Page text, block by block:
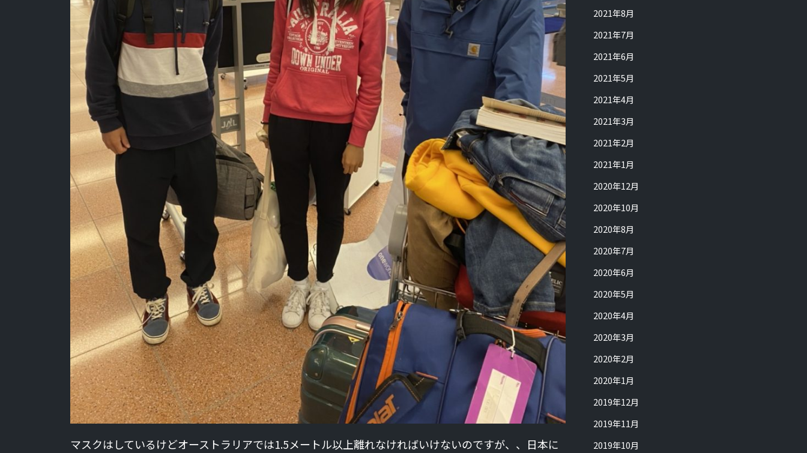
マスクはしているけどオーストラリアでは1.5メートル以上離れなければいけないのですが、、日本に
2021年8月
2021年7月
2021年6月
2021年5月
2021年4月
2021年3月
2021年2月
2021年1月
2020年12月
2020年10月
2020年8月
2020年7月
2020年6月
2020年5月
2020年4月
2020年3月
2020年2月
2020年1月
2019年12月
2019年11月
2019年10月